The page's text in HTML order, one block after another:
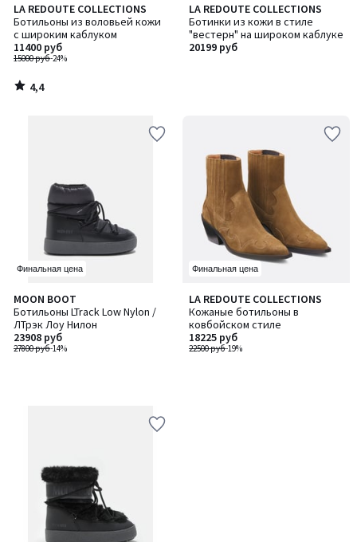
LA REDOUTE COLLECTIONS
Ботильоны из воловьей кожи
с широким каблуком
15000 руб-24%
11400 руб
4,4
/ 5
4,4
/
LA REDOUTE COLLECTIONS
Ботинки из кожи в стиле
"вестерн" на широком каблуке
20199 руб
Финальная цена
MOON BOOT
Ботильоны LTrack Low Nylon /
ЛТрэк Лоу Нилон
27800 руб-14%
23908 руб
Финальная цена
LA REDOUTE COLLECTIONS
Кожаные ботильоны в
ковбойском стиле
22500 руб-19%
18225 руб